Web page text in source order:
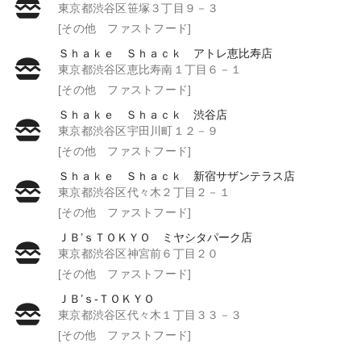
東京都渋谷区笹塚３丁目９－３
[その他 ファストフード]
Ｓｈａｋｅ Ｓｈａｃｋ アトレ恵比寿店
東京都渋谷区恵比寿南１丁目６－１
[その他 ファストフード]
Ｓｈａｋｅ Ｓｈａｃｋ 渋谷店
東京都渋谷区宇田川町１２－９
[その他 ファストフード]
Ｓｈａｋｅ Ｓｈａｃｋ 新宿サザンテラス店
東京都渋谷区代々木２丁目２－１
[その他 ファストフード]
ＪＢ’ｓＴＯＫＹＯ ミヤシタパーク店
東京都渋谷区神宮前６丁目２０
[その他 ファストフード]
ＪＢ’ｓ‐ＴＯＫＹＯ
東京都渋谷区代々木１丁目３３－３
[その他 ファストフード]